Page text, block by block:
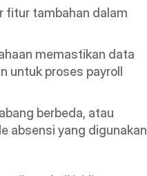
fitur tambahan dalam
memastikan data
untuk proses payroll
berbeda, atau
absensi yang digunakan